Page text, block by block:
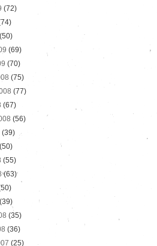
(72)
(50)
(69)
(70)
(75)
(77)
(67)
(56)
(39)
(50)
(55)
(63)
(39)
(35)
(36)
(25)